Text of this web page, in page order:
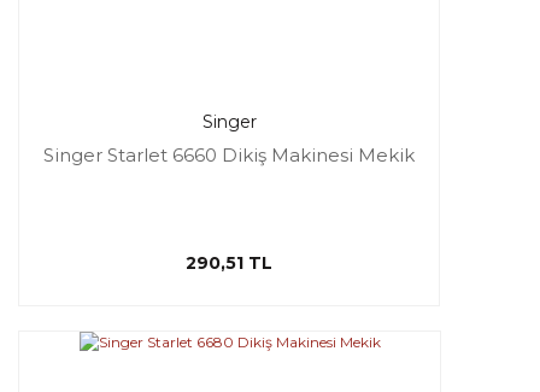
Singer
Singer Starlet 6660 Dikiş Makinesi Mekik
290,51 TL